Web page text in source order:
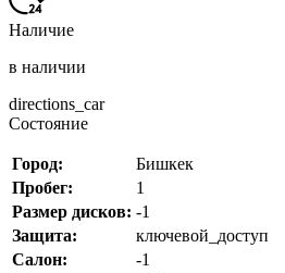
Наличие
в наличии
directions_car
Состояние
Город:
Бишкек
Пробег:
1
Размер дисков: -1
Защита:
ключевой_доступ
Салон:
-1